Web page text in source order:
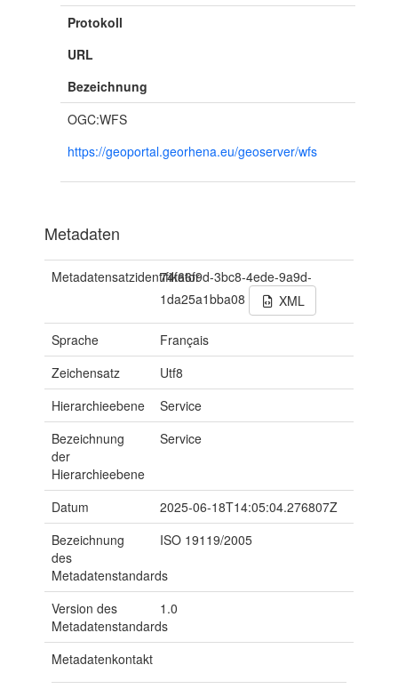
Protokoll
URL
Bezeichnung
OGC:WFS
https://geoportal.georhena.eu/geoserver/wfs
Metadaten
Metadatensatzidentifikator74f66f9d-3bc8-4ede-9a9d-
1da25a1bba08
XML
Sprache
Français
Zeichensatz
Utf8
Hierarchieebene
Service
Bezeichnung
der
Hierarchieebene
Service
Datum
2025-06-18T14:05:04.276807Z
Bezeichnung
des
Metadatenstandards
ISO 19119/2005
Version des
Metadatenstandards
1.0
Metadatenkontakt